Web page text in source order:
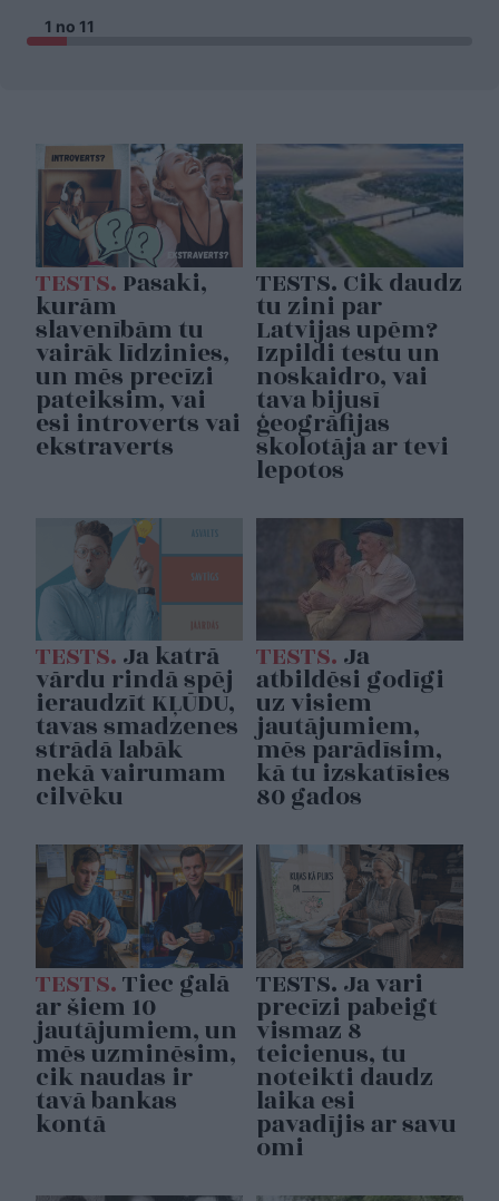
1 no 11
TESTS. Pasaki,
kurām
slavenībām tu
vairāk līdzinies,
un mēs precīzi
pateiksim, vai
esi introverts vai
ekstraverts
TESTS. Cik daudz
tu zini par
Latvijas upēm?
Izpildi testu un
noskaidro, vai
tava bijusī
ģeogrāfijas
skolotāja ar tevi
lepotos
TESTS. Ja katrā
vārdu rindā spēj
ieraudzīt KĻŪDU,
tavas smadzenes
strādā labāk
nekā vairumam
cilvēku
TESTS. Ja
atbildēsi godīgi
uz visiem
jautājumiem,
mēs parādīsim,
kā tu izskatīsies
80 gados
TESTS.Tiec galā
ar šiem 10
jautājumiem, un
mēs uzminēsim,
cik naudas ir
tavā bankas
kontā
TESTS. Ja vari
precīzi pabeigt
vismaz 8
teicienus, tu
noteikti daudz
laika esi
pavadījis ar savu
omi